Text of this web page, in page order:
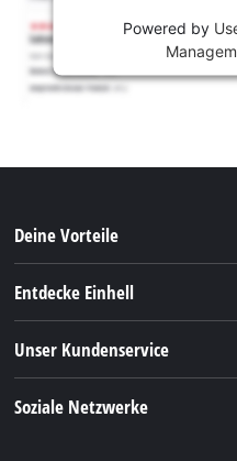
Powered by
Deine Vorteile
Entdecke Einhell
Einhell Germany AG
Unser Kundenservice
Soziale Netzwerke